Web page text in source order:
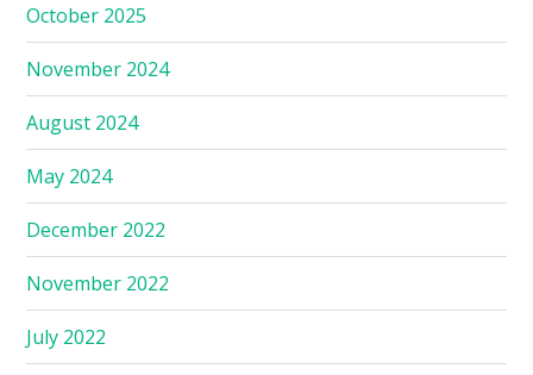
October 2025
November 2024
August 2024
May 2024
December 2022
November 2022
July 2022